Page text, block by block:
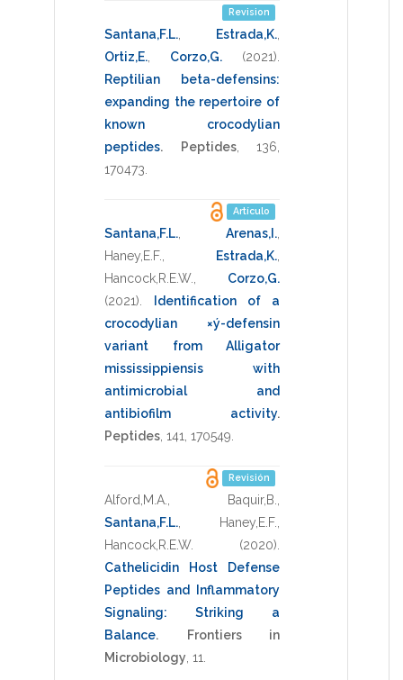
Revision
Santana,F.L. Estrada,K.
Ortiz,E.
Corzo,G. (2021)
Reptilian beta-defensins:
expanding the repertoire of
known crocodylian
peptides. Peptides, 136
170473
Artículo
Santana,F.L. Arenas,I.
Haney,E.F.
Estrada,K.
Hancock,R.E.W.
Corzo,G.
(2021)
Identification of a
crocodylian ×ý-defensin
variant from Alligator
mississippiensis with
antimicrobial and
antibiofilm activity.
Peptides 141 170549
Revisión
Alford,M.A. Baquir,B.
Santana,F.L.
Haney,E.F.
Hancock,R.E.W.
(2020)
Cathelicidin Host Defense
Peptides and Inflammatory
Signaling: Striking a
Balance.
Frontiers in
Microbiology 11